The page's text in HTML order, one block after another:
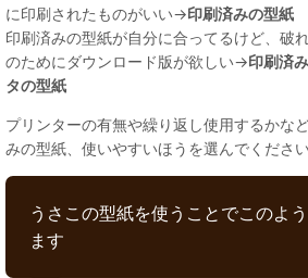
に印刷されたものがいい→印刷済みの型紙
印刷済みの型紙が自分に合ってるけど、破
のためにダウンロード版が欲しい→印刷済
タの型紙
プリンターの有無や繰り返し使用するかな
みの型紙、使いやすいほうを選んでください
うさこの型紙を使うことでこのよ
ます